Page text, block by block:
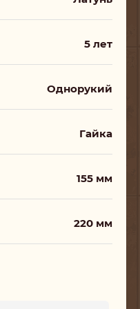
5 лет
Однорукий
Гайка
155 мм
220 мм